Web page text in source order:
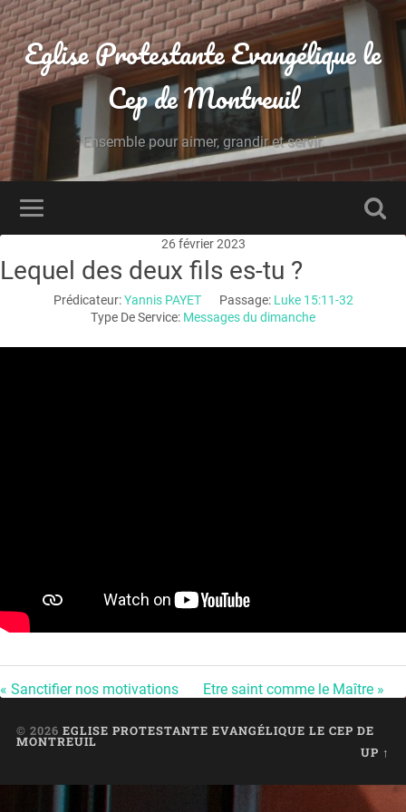
Eglise Protestante Evangélique le
Cep de Montreuil
Ensemble pour aimer, grandir et servir.
26 février 2023
Lequel des deux fils es-tu ?
Prédicateur: Yannis PAYET Passage: Luke 15:11-32
Type De Service: Messages du dimanche
« Sanctifier nos motivations Etre saint comme le Maître »
© 2026 EGLISE PROTESTANTE EVANGÉLIQUE LE CEP DE
MONTREUIL
UP ↑